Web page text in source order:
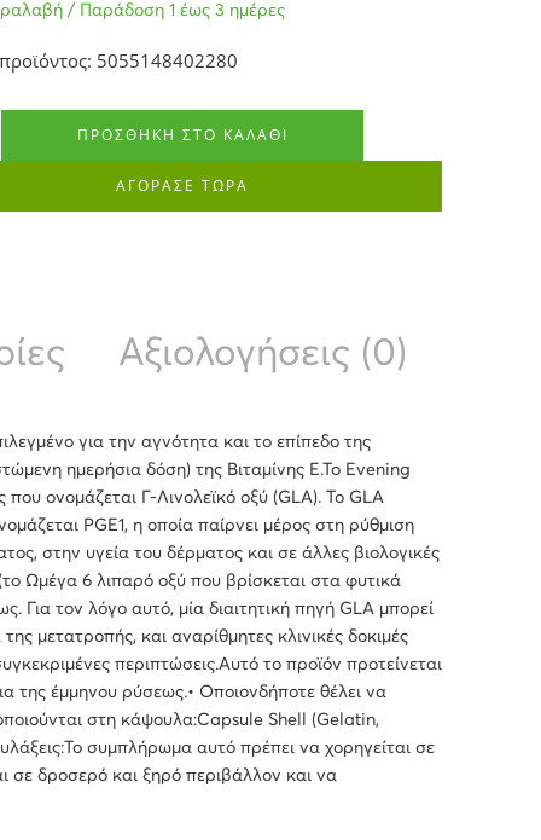
/ Παράδοση 1 έως 3 ημέρες
5055148402280
ΠΡΟΣΘΉΚΗ ΣΤΟ ΚΑΛΆΘΙ
ΑΓΟΡΑΣΕ ΤΩΡΑ
Αξιολογήσεις (0)
για την αγνότητα και το επίπεδο της
ημερήσια δόση) της Βιταμίνης Ε.Το Evening
ονομάζεται Γ-Λινολεϊκό οξύ (GLA). Το GLA
PGE1, η οποία παίρνει μέρος στη ρύθμιση
στην υγεία του δέρματος και σε άλλες βιολογικές
Ωμέγα 6 λιπαρό οξύ που βρίσκεται στα φυτικά
Για τον λόγο αυτό, μία διαιτητική πηγή GLA μπορεί
μετατροπής, και αναρίθμητες κλινικές δοκιμές
περιπτώσεις.Αυτό το προϊόν προτείνεται
της έμμηνου ρύσεως.• Οποιονδήποτε θέλει να
στη κάψουλα:Capsule Shell (Gelatin,
συμπλήρωμα αυτό πρέπει να χορηγείται σε
σε δροσερό και ξηρό περιβάλλον και να